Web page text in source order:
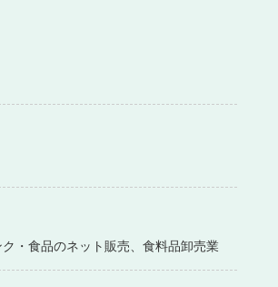
・食品のネット販売、食料品卸売業